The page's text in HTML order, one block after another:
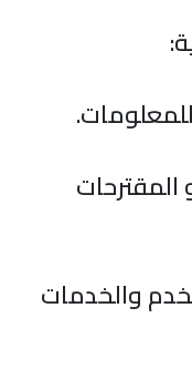
والخدمات